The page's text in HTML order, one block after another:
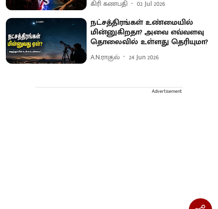
கிரி கணபதி 02 Jul 2026
நட்சத்திரங்கள் உண்மையில்
மின்னுகிறதா? அவை எவ்வளவு
தொலைவில் உள்ளது தெரியுமா?
A.N.ராகுல் 24 Jun 2026
Advertisement